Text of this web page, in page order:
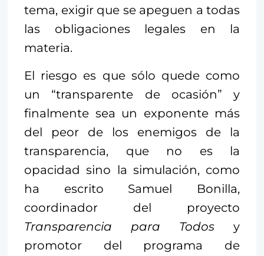
tema, exigir que se apeguen a todas
las obligaciones legales en la
materia.
El riesgo es que sólo quede como
un “transparente de ocasión” y
finalmente sea un exponente más
del peor de los enemigos de la
transparencia, que no es la
opacidad sino la simulación, como
ha escrito Samuel Bonilla,
coordinador del proyecto
Transparencia para Todos y
promotor del programa de